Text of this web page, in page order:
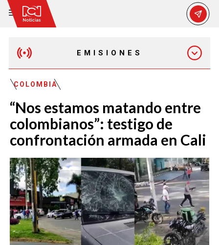
EMISIONES
EMISIÓN 12:30 PM
EMISIÓN 7:00 PM
EMISIÓN 11:30 PM
COLOMBIA
“Nos estamos matando entre
colombianos”: testigo de
confrontación armada en Cali